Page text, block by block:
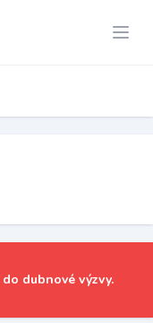
dubnové výzvy.